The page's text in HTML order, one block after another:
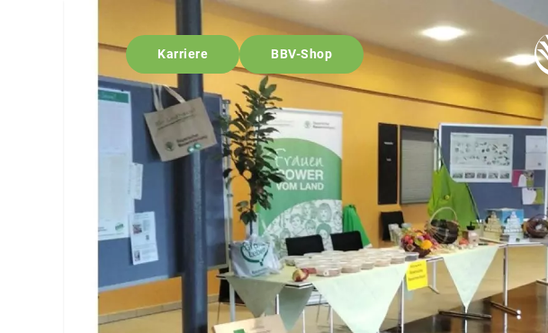
Karriere BBV-Shop